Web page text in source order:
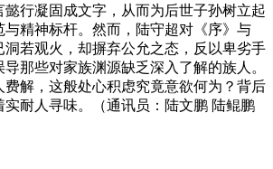
行凝固成文字，从而为后世子孙树立起
与精神标杆。然而，陆守超对《序》与
洞若观火，却摒弃公允之态，反以卑劣手
那些对家族渊源缺乏深入了解的族人。
费解，这般处心积虑究竟意欲何为？背后
耐人寻味。（通讯员：陆文鹏 陆鲲鹏